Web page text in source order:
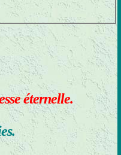
éternelle.